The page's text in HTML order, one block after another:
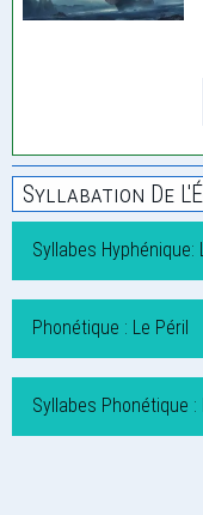
Syllabation De
Syllabes Hyphénique:
Phonétique : Le Péril
Syllabes Phonétique :